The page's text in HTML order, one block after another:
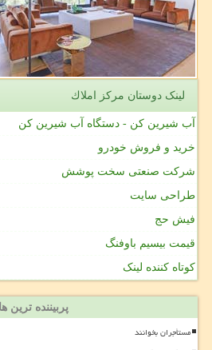
لینک دوستان مركز املاك
آب شیرین کن - دستگاه آب شیرین کن
خرید و فروش خودرو
شرکت صنعتی سخت پوشش
طراحی سایت
فیش حج
قیمت بیسیم باوفنگ
کوتاه کننده لینک
پربیننده ترین ها
مستأجران بخوانند